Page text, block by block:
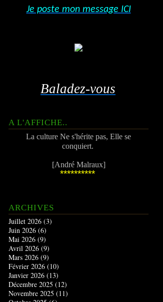
Je poste mon message ICI
Baladez-vous
A L'AFFICHE..
La culture Ne s'hérite pas, Elle se
conquiert.
[André Malraux]
**********
ARCHIVES
Juillet 2026 (3)
Juin 2026 (6)
Mai 2026 (9)
Avril 2026 (9)
Mars 2026 (9)
Février 2026 (10)
Janvier 2026 (13)
Décembre 2025 (12)
Novembre 2025 (11)